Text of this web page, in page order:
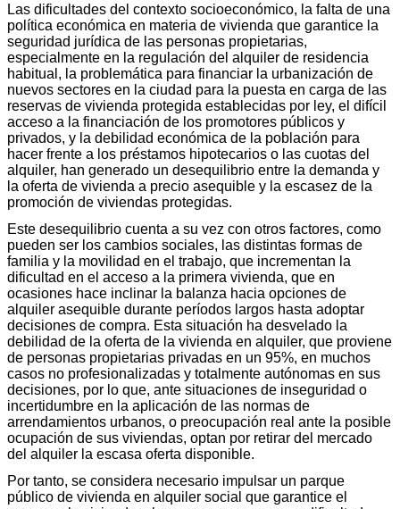
Las dificultades del contexto socioeconómico, la falta de una
política económica en materia de vivienda que garantice la
seguridad jurídica de las personas propietarias,
especialmente en la regulación del alquiler de residencia
habitual, la problemática para financiar la urbanización de
nuevos sectores en la ciudad para la puesta en carga de las
reservas de vivienda protegida establecidas por ley, el difícil
acceso a la financiación de los promotores públicos y
privados, y la debilidad económica de la población para
hacer frente a los préstamos hipotecarios o las cuotas del
alquiler, han generado un desequilibrio entre la demanda y
la oferta de vivienda a precio asequible y la escasez de la
promoción de viviendas protegidas.
Este desequilibrio cuenta a su vez con otros factores, como
pueden ser los cambios sociales, las distintas formas de
familia y la movilidad en el trabajo, que incrementan la
dificultad en el acceso a la primera vivienda, que en
ocasiones hace inclinar la balanza hacia opciones de
alquiler asequible durante períodos largos hasta adoptar
decisiones de compra. Esta situación ha desvelado la
debilidad de la oferta de la vivienda en alquiler, que proviene
de personas propietarias privadas en un 95%, en muchos
casos no profesionalizadas y totalmente autónomas en sus
decisiones, por lo que, ante situaciones de inseguridad o
incertidumbre en la aplicación de las normas de
arrendamientos urbanos, o preocupación real ante la posible
ocupación de sus viviendas, optan por retirar del mercado
del alquiler la escasa oferta disponible.
Por tanto, se considera necesario impulsar un parque
público de vivienda en alquiler social que garantice el